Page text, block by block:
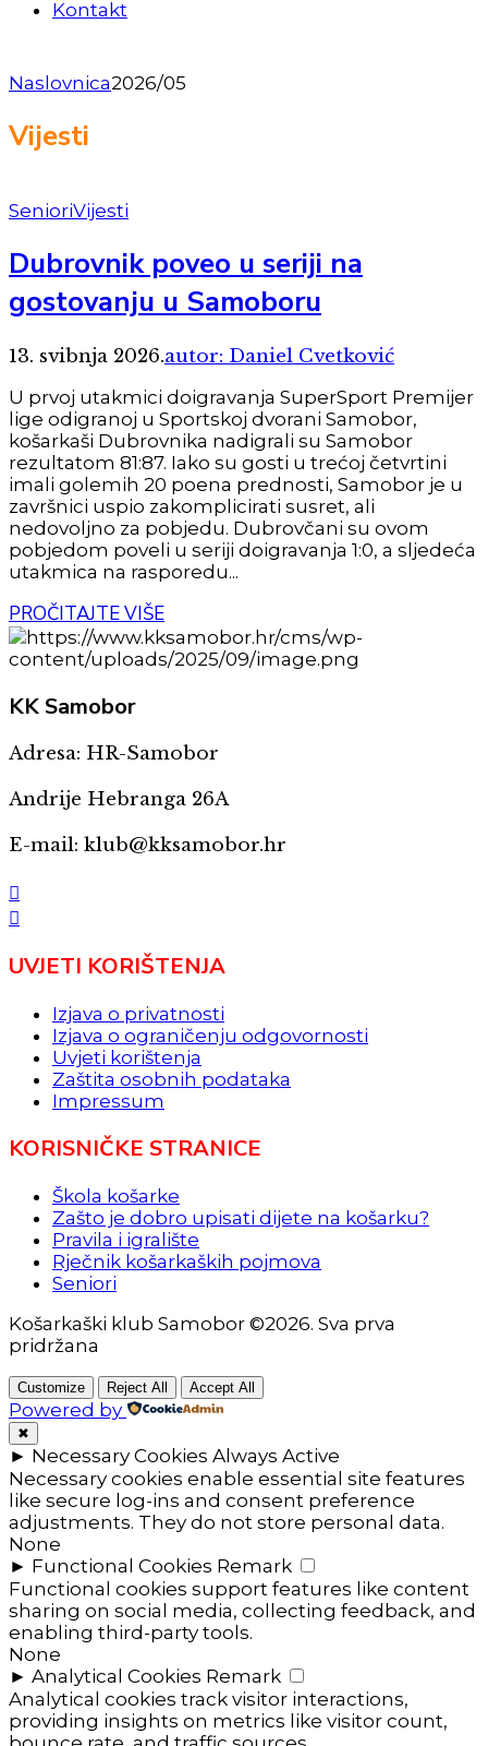
Kontakt
Naslovnica2026/05
Vijesti
SenioriVijesti
Dubrovnik poveo u seriji na
gostovanju u Samoboru
13. svibnja 2026.autor: Daniel Cvetković
U prvoj utakmici doigravanja SuperSport Premijer
lige odigranoj u Sportskoj dvorani Samobor,
košarkaši Dubrovnika nadigrali su Samobor
rezultatom 81:87. Iako su gosti u trećoj četvrtini
imali golemih 20 poena prednosti, Samobor je u
završnici uspio zakomplicirati susret, ali
nedovoljno za pobjedu. Dubrovčani su ovom
pobjedom poveli u seriji doigravanja 1:0, a sljedeća
utakmica na rasporedu...
PROČITAJTE VIŠE
KKSamobor
Adresa: HR-Samobor
Andrije Hebranga 26A
E-mail: klub@kksamobor.hr
UVJETI KORIŠTENJA
Izjava o privatnosti
Izjava o ograničenju odgovornosti
Uvjeti korištenja
Zaštita osobnih podataka
Impressum
KORISNIČKE STRANICE
Škola košarke
Zašto je dobro upisati dijete na košarku?
Pravila i igralište
Rječnik košarkaških pojmova
Seniori
Košarkaški klub Samobor ©2026. Sva prva
pridržana
Customize Reject All Accept All
Powered by
✖
► Necessary Cookies Always Active
Necessary cookies enable essential site features
like secure log-ins and consent preference
adjustments. They do not store personal data.
None
► Functional Cookies Remark
Functional cookies support features like content
sharing on social media, collecting feedback, and
enabling third-party tools.
None
► Analytical Cookies Remark
Analytical cookies track visitor interactions,
providing insights on metrics like visitor count,